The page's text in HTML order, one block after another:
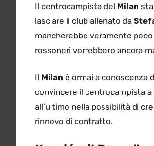
Il centrocampista del Milan
lasciare il club allenato da
mancherebbe veramente
rossoneri vorrebbero ancora
Il Milan è ormai a conoscenza
convincere il centrocampista
all’ultimo nella possibilità di
rinnovo di contratto.